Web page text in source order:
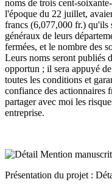
noms de trois cent-
l'époque du 22 juillet,
francs (6,077,000 fr.) qu'ils
généraux de leurs
fermées, et le nombre des
Leurs noms seront publiés
opportun ; il sera appuyé
toutes les conditions et
confiance des actionnaires
partager avec moi les
entreprise.
Présentation du projet :